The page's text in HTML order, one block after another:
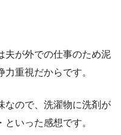
夫が外での仕事のため泥
重視だからです。
なので、洗濯物に洗剤が
いった感想です。